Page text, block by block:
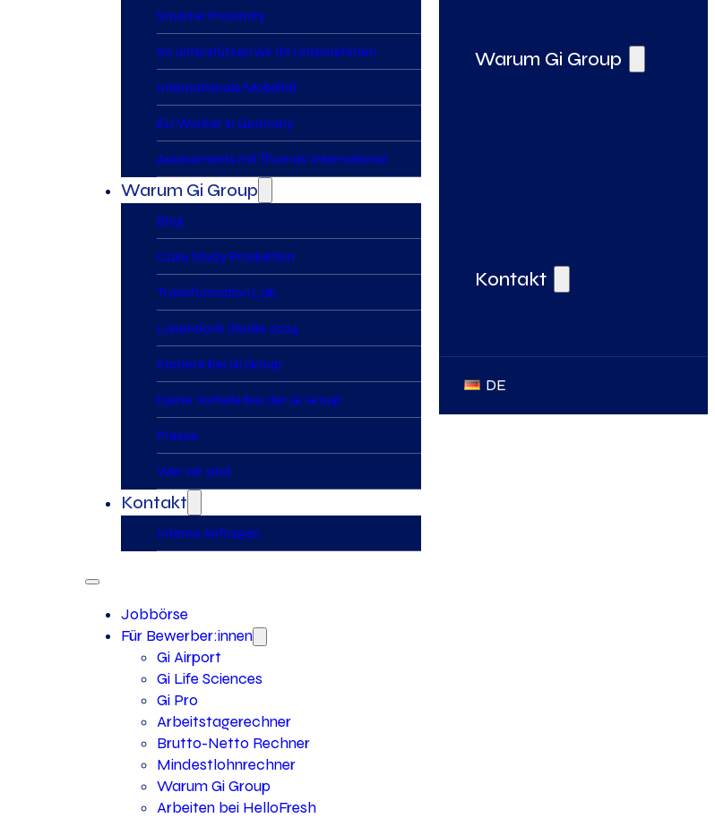
Smarter Proximity
So unterstützen wir Ihr Unternehmen
Internationale Mobilität
EU Worker in Germany
Assessments mit Thomas International
Warum Gi Group
Blog
Case Study Produktion
Transformation Lab
Lünendonk Studie 2024
Karriere bei Gi Group
Deine Vorteile bei der Gi Group
Presse
Wer wir sind
Kontakt
Interne Anfragen
Jobbörse
Für Bewerber:innen
Gi Airport
Gi Life Sciences
Gi Pro
Arbeitstagerechner
Brutto-Netto Rechner
Mindestlohnrechner
Warum Gi Group
Arbeiten bei HelloFresh
Warum Gi Group
Kontakt
DE